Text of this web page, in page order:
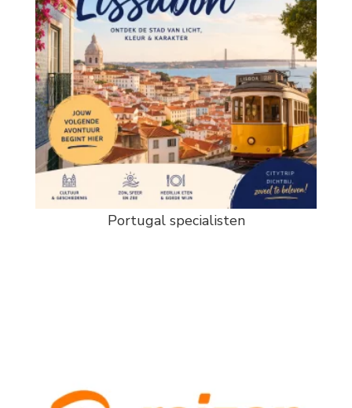
Portugal specialisten